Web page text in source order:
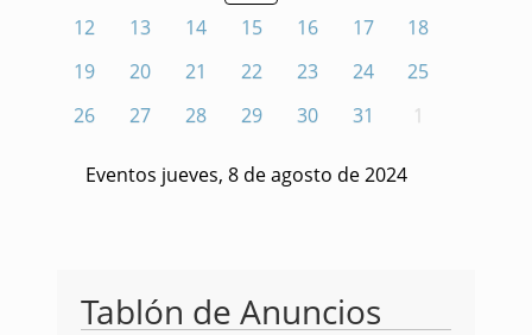
12
13 14 15 16 17
18
19
20 21 22 23 24
25
26
27 28 29 30 31 1
Eventos jueves, 8 de agosto de 2024
Tablón de Anuncios